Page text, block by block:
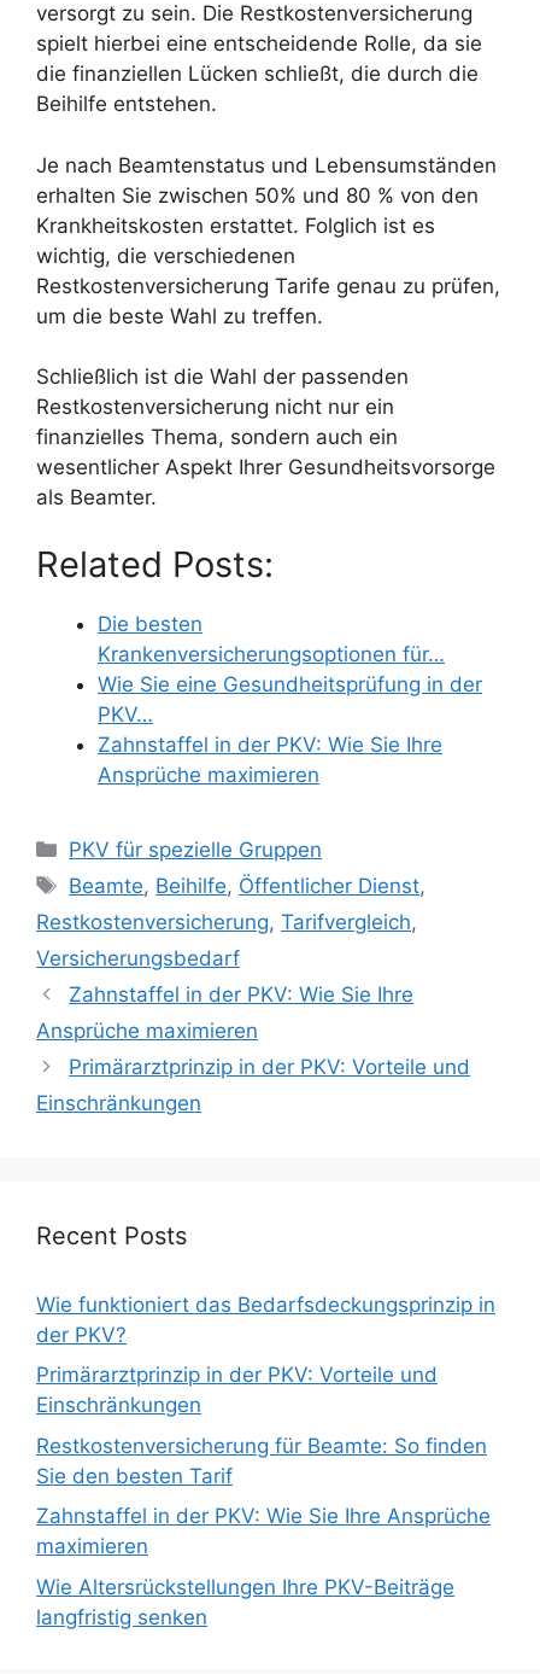
versorgt zu sein. Die Restkostenversicherung
spielt hierbei eine entscheidende Rolle, da sie
die finanziellen Lücken schließt, die durch die
Beihilfe entstehen.
Je nach Beamtenstatus und Lebensumständen
erhalten Sie zwischen 50% und 80 % von den
Krankheitskosten erstattet. Folglich ist es
wichtig, die verschiedenen
Restkostenversicherung Tarife genau zu prüfen,
um die beste Wahl zu treffen.
Schließlich ist die Wahl der passenden
Restkostenversicherung nicht nur ein
finanzielles Thema, sondern auch ein
wesentlicher Aspekt Ihrer Gesundheitsvorsorge
als Beamter.
Related Posts:
Die besten
Krankenversicherungsoptionen für…
Wie Sie eine Gesundheitsprüfung in der
PKV…
Zahnstaffel in der PKV: Wie Sie Ihre
Ansprüche maximieren
Categories
PKV für spezielle Gruppen
Tags
Beamte, Beihilfe, Öffentlicher Dienst,
Restkostenversicherung, Tarifvergleich,
Versicherungsbedarf
Zahnstaffel in der PKV: Wie Sie Ihre
Ansprüche maximieren
Primärarztprinzip in der PKV: Vorteile und
Einschränkungen
Recent Posts
Wie funktioniert das Bedarfsdeckungsprinzip in
der PKV?
Primärarztprinzip in der PKV: Vorteile und
Einschränkungen
Restkostenversicherung für Beamte: So finden
Sie den besten Tarif
Zahnstaffel in der PKV: Wie Sie Ihre Ansprüche
maximieren
Wie Altersrückstellungen Ihre PKV-Beiträge
langfristig senken